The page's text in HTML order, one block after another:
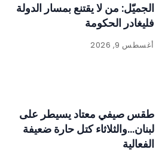
الجميّل: من لا يقتنع بمسار الدولة
فليغادر الحكومة
أغسطس 9, 2026
طقس صيفي معتاد يسيطر على
لبنان…والثلاثاء كتل حارة ضعيفة
الفعالية